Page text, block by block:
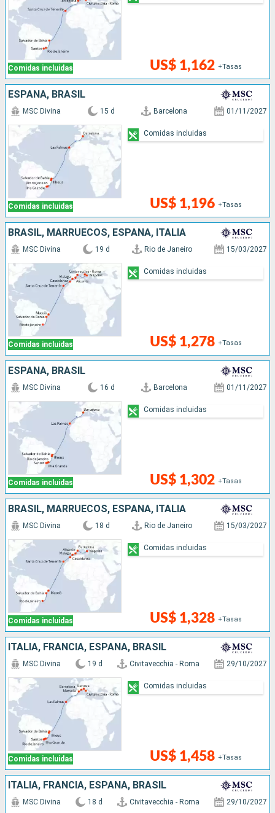
Comidas incluidas US$ 1,162 +Tasas
ESPAÑA, BRASIL
Comidas incluidas
MSC Divina 15 d Barcelona 01/11/2027
US$ 1,196 +Tasas
Comidas incluidas
BRASIL, MARRUECOS, ESPAÑA, ITALIA
Comidas incluidas
MSC Divina 19 d Rio de Janeiro 15/03/2027
US$ 1,278 +Tasas
Comidas incluidas
ESPAÑA, BRASIL
Comidas incluidas
MSC Divina 16 d Barcelona 01/11/2027
US$ 1,302 +Tasas
Comidas incluidas
BRASIL, MARRUECOS, ESPAÑA, ITALIA
Comidas incluidas
MSC Divina 18 d Rio de Janeiro 15/03/2027
US$ 1,328 +Tasas
Comidas incluidas
ITALIA, FRANCIA, ESPAÑA, BRASIL
Comidas incluidas
MSC Divina 19 d Civitavecchia - Roma 29/10/2027
US$ 1,458 +Tasas
Comidas incluidas
ITALIA, FRANCIA, ESPAÑA, BRASIL
MSC Divina 18 d Civitavecchia - Roma 29/10/2027